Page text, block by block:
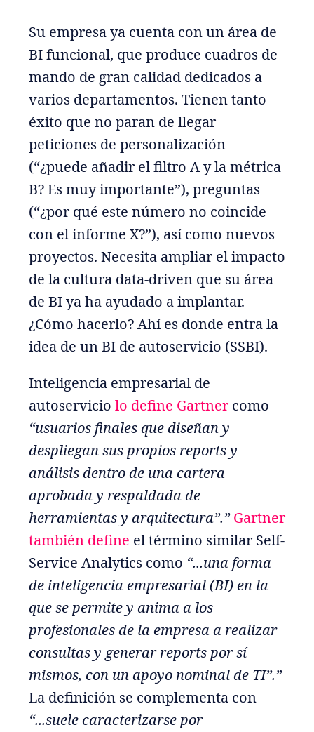
Su empresa ya cuenta con un área de
BI funcional, que produce cuadros de
mando de gran calidad dedicados a
varios departamentos. Tienen tanto
éxito que no paran de llegar
peticiones de personalización
(“¿puede añadir el filtro A y la métrica
B? Es muy importante”), preguntas
(“¿por qué este número no coincide
con el informe X?”), así como nuevos
proyectos. Necesita ampliar el impacto
de la cultura data-driven que su área
de BI ya ha ayudado a implantar.
¿Cómo hacerlo? Ahí es donde entra la
idea de un BI de autoservicio (SSBI).
Inteligencia empresarial de
autoservicio lo define Gartnercomo
“usuarios finales que diseñan y
despliegan sus propios reports y
análisis dentro de una cartera
aprobada y respaldada de
herramientas y arquitectura”.”Gartner
también define el término similar Self-
Service Analytics como “...una forma
de inteligencia empresarial (BI) en la
que se permite y anima a los
profesionales de la empresa a realizar
consultas y generar reports por sí
mismos, con un apoyo nominal de TI”.”
La definición se complementa con
“...suele caracterizarse por